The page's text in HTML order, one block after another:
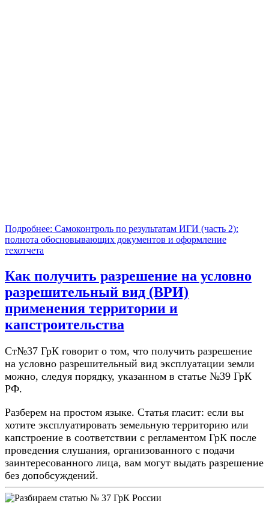
Подробнее: Самоконтроль по результатам ИГИ (часть 2):
полнота обосновывающих документов и оформление
техотчета
Как получить разрешение на условно
разрешительный вид (ВРИ)
применения территории и
капстроительства
Ст№37 ГрК говорит о том, что получить разрешение
на условно разрешительный вид эксплуатации земли
можно, следуя порядку, указанном в статье №39 ГрК
РФ.
Разберем на простом языке. Статья гласит: если вы
хотите эксплуатировать земельную территорию или
капстроение в соответствии с регламентом ГрК после
проведения слушания, организованного с подачи
заинтересованного лица, вам могут выдать разрешение
без допобсуждений.